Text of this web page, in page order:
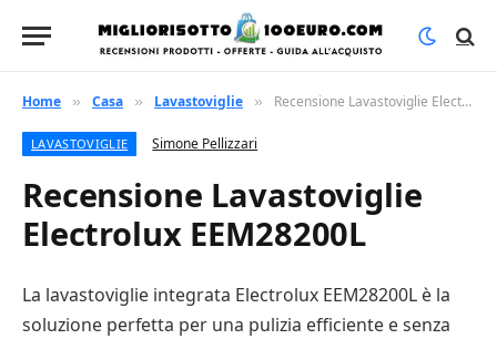
Home » Casa » Lavastoviglie » Recensione Lavastoviglie Electrolux EEM28200L
LAVASTOVIGLIE Simone Pellizzari
Recensione Lavastoviglie
Electrolux EEM28200L
La lavastoviglie integrata Electrolux EEM28200L è la
soluzione perfetta per una pulizia efficiente e senza